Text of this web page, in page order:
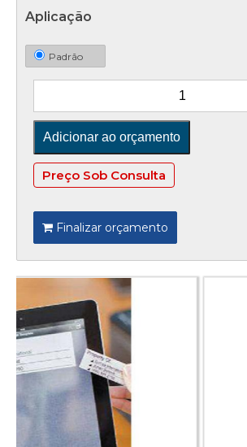
Aplicação
Padrão
Preço Sob Consulta
Finalizar orçamento